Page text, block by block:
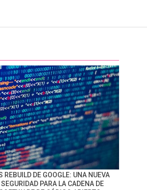
REBUILD DE GOOGLE: UNA NUEVA
PARA LA CADENA DE